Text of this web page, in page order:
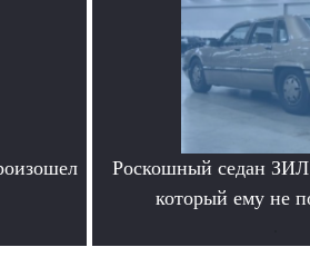
Роскошный седан ЗИЛ
который ему не